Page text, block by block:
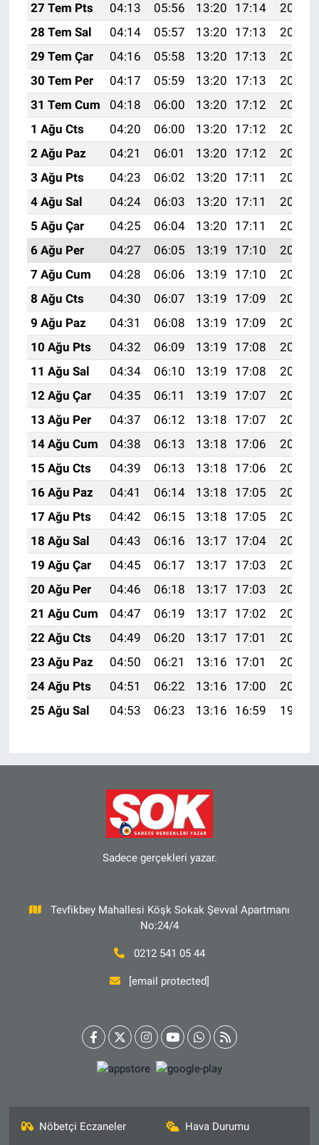
27 Tem Pts
04:13 05:56 13:20 17:14
20:34
28 Tem Sal
04:14 05:57 13:20 17:13
20:33
29 Tem Çar
04:16 05:58 13:20 17:13
20:32
30 Tem Per
04:17 05:59 13:20 17:13
20:31
31 Tem Cum
04:18 06:00 13:20 17:12
20:30
1 Ağu Cts
04:20 06:00 13:20 17:12
20:29
2 Ağu Paz
04:21 06:01 13:20 17:12
20:28
3 Ağu Pts
04:23 06:02 13:20 17:11
20:27
4 Ağu Sal
04:24 06:03 13:20 17:11
20:26
5 Ağu Çar
04:25 06:04 13:20 17:11
20:25
6 Ağu Per
04:27 06:05 13:19 17:10
20:24
7 Ağu Cum
04:28 06:06 13:19 17:10
20:23
8 Ağu Cts
04:30 06:07 13:19 17:09
20:22
9 Ağu Paz
04:31 06:08 13:19 17:09
20:20
10 Ağu Pts
04:32 06:09 13:19 17:08
20:19
11 Ağu Sal
04:34 06:10 13:19 17:08
20:18
12 Ağu Çar
04:35 06:11 13:19 17:07
20:17
13 Ağu Per
04:37 06:12 13:18 17:07
20:15
14 Ağu Cum
04:38 06:13 13:18 17:06
20:14
15 Ağu Cts
04:39 06:13 13:18 17:06
20:13
16 Ağu Paz
04:41 06:14 13:18 17:05
20:11
17 Ağu Pts
04:42 06:15 13:18 17:05
20:10
18 Ağu Sal
04:43 06:16 13:17 17:04
20:09
19 Ağu Çar
04:45 06:17 13:17 17:03
20:07
20 Ağu Per
04:46 06:18 13:17 17:03
20:06
21 Ağu Cum
04:47 06:19 13:17 17:02
20:04
22 Ağu Cts
04:49 06:20 13:17 17:01
20:03
23 Ağu Paz
04:50 06:21 13:16 17:01
20:02
24 Ağu Pts
04:51 06:22 13:16 17:00
20:00
25 Ağu Sal
04:53 06:23 13:16 16:59 19:59
Sadece gerçekleri yazar.
Tevfikbey Mahallesi Köşk Sokak Şevval Apartmanı
No:24/4
0212 541 05 44
[email protected]
Nöbetçi Eczaneler Hava Durumu